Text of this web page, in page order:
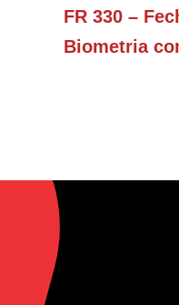
FR 330 –
Biometria